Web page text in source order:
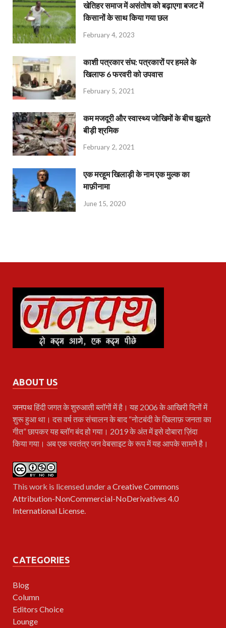
खेतिहर समाज में असंतोष को बढ़ाएगा बजट में
किसानों के साथ किया गया छल
February 4, 2023
काशी पत्रकार संघ: पत्रकारों पर हमले के
खिलाफ 6 फरवरी को उपवास
February 5, 2021
कम मजदूरी और स्वास्थ्य जोखिमों के बीच झूलते
बीड़ी श्रमिक
February 2, 2021
एक मरहूम खिलाड़ी के नाम एक मुल्क का
माफ़ीनामा
June 15, 2020
ABOUT US
जनपथहिंदी जगत के शुरुआती ब्लॉगों में है। यह 2006 के आखिरी दिनों में
शुरू हुआ था। दस वर्ष तक संचालन के बाद “नोटबंदी के खिलाफ़ जनता का
गीत” छापकर यह ब्लॉग बंद हो गया। 2019 के अंत में इसे दोबारा ज़िंदा
किया गया। अब एक स्वतंत्र जन वेबसाइट के रूप में यह आपके सामने है।
This work is licensed under aCreative Commons
Attribution-NonCommercial-NoDerivatives 4.0
International License.
CATEGORIES
Blog
Column
Editors Choice
Lounge